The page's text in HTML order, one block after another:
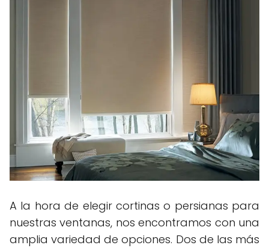
A la hora de elegir cortinas o persianas para
nuestras ventanas, nos encontramos con una
amplia variedad de opciones. Dos de las más